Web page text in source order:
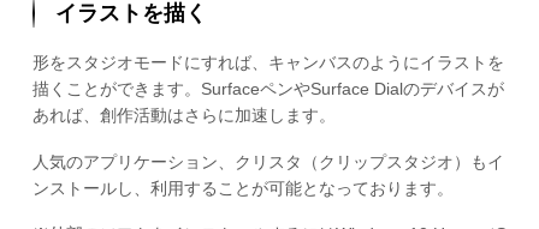
イラストを描く
形をスタジオモードにすれば、キャンバスのようにイラストを
描くことができます。SurfaceペンやSurface Dialのデバイスが
あれば、創作活動はさらに加速します。
人気のアプリケーション、クリスタ（クリップスタジオ）もイ
ンストールし、利用することが可能となっております。